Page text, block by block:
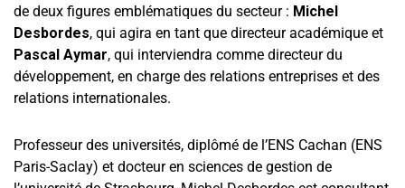
de deux figures emblématiques du secteur : Michel
Desbordes, qui agira en tant que directeur académique et
Pascal Aymar, qui interviendra comme directeur du
développement, en charge des relations entreprises et des
relations internationales.
Professeur des universités, diplômé de l’ENS Cachan (ENS
Paris-Saclay) et docteur en sciences de gestion de